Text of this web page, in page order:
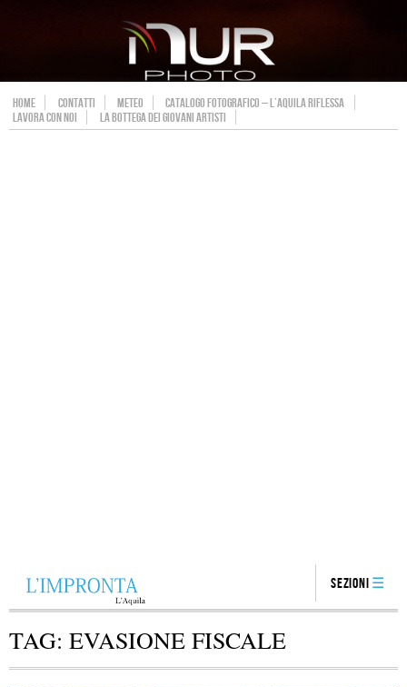
HOME CONTATTI METEO
CATALOGO FOTOGRAFICO – L’AQUILA RIFLESSA
LAVORA CON NOI
LA BOTTEGA DEI GIOVANI ARTISTI
Sezioni
TAG: EVASIONE FISCALE